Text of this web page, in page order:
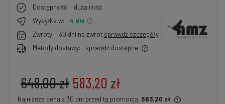
Dostępność:
duża ilość
Wysyłka w:
4 dni
Zwroty:
30 dni na zwrot sprawdź szczegóły
Metody dostawy:
sprawdź dostępne
583,20 zł
648,00 zł
Najniższa cena z 30 dni przed tą promocją: 583,20 zł